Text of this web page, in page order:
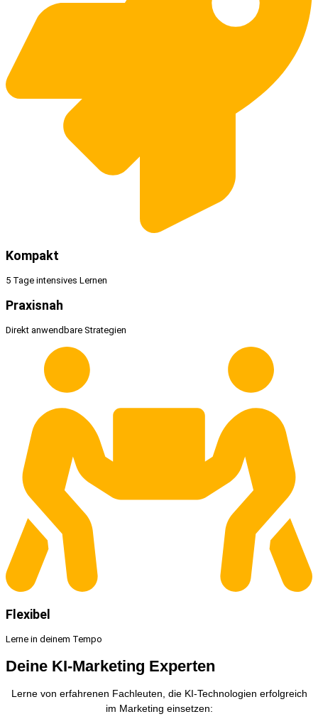
Kompakt
5 Tage intensives Lernen
Praxisnah
Direkt anwendbare Strategien
Flexibel
Lerne in deinem Tempo
Deine KI-Marketing Experten
Lerne von erfahrenen Fachleuten, die KI-Technologien erfolgreich
im Marketing einsetzen: